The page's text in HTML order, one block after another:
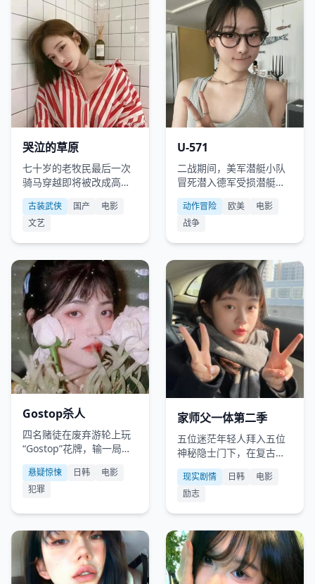
哭泣的草原
七十岁的老牧民最后一次
骑马穿越即将被改成高尔
夫球场的故乡草原，途中
遇到了三十年前被他赶走
的儿子。
古装武侠 国产
电影
文艺
U-571
二战期间，美军潜艇小队
冒死潜入德军受损潜艇窃
取密码机，却遭遇了前所
未有的海底围猎。
动作冒险 欧美
电影
战争
Gostop杀人
四名赌徒在废弃游轮上玩
“Gostop”花牌，输一局砍
一根手指，赢家能获得一
亿现金，却发现死亡游戏
早已开始。
悬疑惊悚 日韩
电影
犯罪
家师父一体第二季
五位迷茫年轻人拜入五位
神秘隐士门下，在复古的
“同堂共学”中找回生活初
心。
现实剧情 日韩
电影
励志